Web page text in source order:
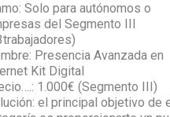
Solo para autónomos o
del Segmento III
Presencia Avanzada en
Kit Digital
1.000€ (Segmento III)
el principal objetivo de